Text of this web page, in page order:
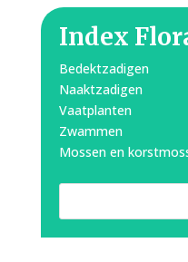
Index
Bedektzadigen
Naaktzadigen
Vaatplanten
Zwammen
Mossen en